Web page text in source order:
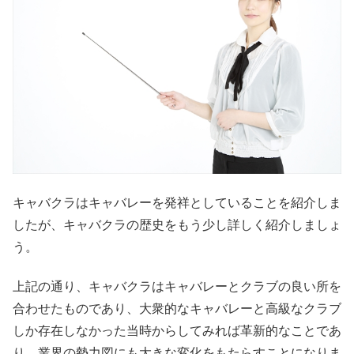
キャバクラはキャバレーを発祥としていることを紹介しま
したが、キャバクラの歴史をもう少し詳しく紹介しましょ
う。
上記の通り、キャバクラはキャバレーとクラブの良い所を
合わせたものであり、大衆的なキャバレーと高級なクラブ
しか存在しなかった当時からしてみれば革新的なことであ